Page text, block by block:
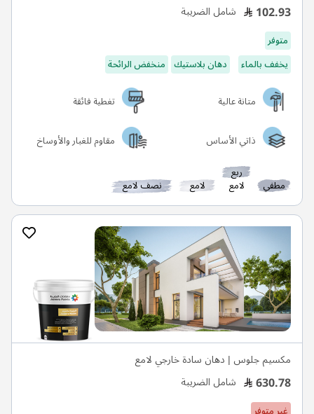
102.93 شامل الضريبة
متوفر
يخفف بالماء
دهان بلاستيك منخفض الرائحة
متانة عالية
تغطية فائقة
ذاتي الأساس
مقاوم للغبار والأوساخ
مطفي
ربع
لامع لامع نصف لامع
مكسيم جلوس | دهان سادة خارجي لامع
630.78 شامل الضريبة